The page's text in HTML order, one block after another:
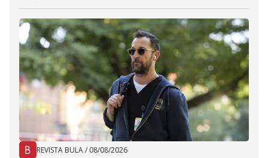
REVISTA BULA/ 08/08/2026